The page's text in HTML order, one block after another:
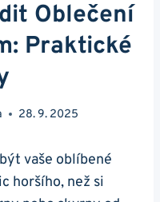
Oblečení
Praktické
28. 9. 2025
vaše oblíbené
horšího, než si